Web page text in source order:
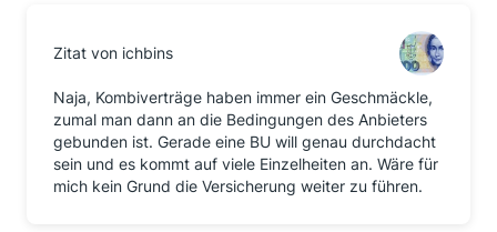
Zitat von ichbins
Naja, Kombiverträge haben immer ein Geschmäckle,
zumal man dann an die Bedingungen des Anbieters
gebunden ist. Gerade eine BU will genau durchdacht
sein und es kommt auf viele Einzelheiten an. Wäre für
mich kein Grund die Versicherung weiter zu führen.